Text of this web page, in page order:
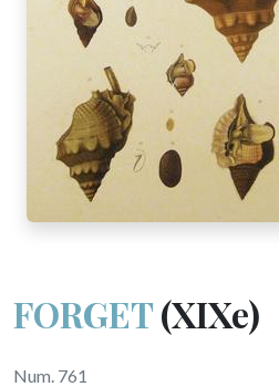
FORGET(XIXe)
Num. 761